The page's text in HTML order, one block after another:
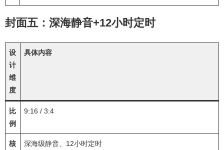
封面五：深海静音+12小时定时
设
计
维
度
具体内容
比
例
9:16 / 3:4
核
深海级静音、12小时定时